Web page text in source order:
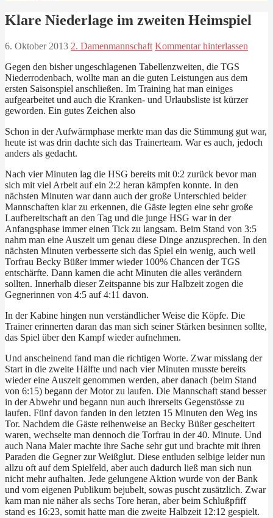
Klare Niederlage im zweiten Heimspiel
6. Oktober 2013 2. Damenmannschaft Kommentar hinterlassen
Gegen den bisher ungeschlagenen Tabellenzweiten, die TGS
Niederrodenbach, wollte man an die guten Leistungen aus dem
ersten Saisonspiel anschließen. Im Training hat man einiges
aufgearbeitet und auch die Kranken- und Urlaubsliste ist kürzer
geworden. Ein gutes Zeichen also
Schon in der Aufwärmphase merkte man das die Stimmung gut war,
heute ist was drin dachte sich das Trainerteam. War es auch, jedoch
anders als gedacht.
Nach vier Minuten lag die HSG bereits mit 0:2 zurück bevor man
sich mit viel Arbeit auf ein 2:2 heran kämpfen konnte. In den
nächsten Minuten war dann auch der große Unterschied beider
Mannschaften klar zu erkennen, die Gäste legten eine sehr große
Laufbereitschaft an den Tag und die junge HSG war in der
Anfangsphase immer einen Tick zu langsam. Beim Stand von 3:5
nahm man eine Auszeit um genau diese Dinge anzusprechen. In den
nächsten Minuten verbesserte sich das Spiel ein wenig, auch weil
Torfrau Becky Büßer immer wieder 100% Chancen der TGS
entschärfte. Dann kamen die acht Minuten die alles verändern
sollten. Innerhalb dieser Zeitspanne bis zur Halbzeit zogen die
Gegnerinnen von 4:5 auf 4:11 davon.
In der Kabine hingen nun verständlicher Weise die Köpfe. Die
Trainer erinnerten daran das man sich seiner Stärken besinnen sollte,
das Spiel über den Kampf wieder aufnehmen.
Und anscheinend fand man die richtigen Worte. Zwar misslang der
Start in die zweite Hälfte und nach vier Minuten musste bereits
wieder eine Auszeit genommen werden, aber danach (beim Stand
von 6:15) begann der Motor zu laufen. Die Mannschaft stand besser
in der Abwehr und begann nun auch ihrerseits Gegenstösse zu
laufen. Fünf davon fanden in den letzten 15 Minuten den Weg ins
Tor. Nachdem die Gäste reihenweise an Becky Büßer gescheitert
waren, wechselte man dennoch die Torfrau in der 40. Minute. Und
auch Nana Maier machte ihre Sache sehr gut und brachte mit ihren
Paraden die Gegner zur Weißglut. Diese entluden selbige leider nun
allzu oft auf dem Spielfeld, aber auch dadurch ließ man sich nun
nicht mehr aufhalten. Jede gelungene Aktion wurde von der Bank
und vom eigenen Publikum bejubelt, sowas puscht zusätzlich. Zwar
kam man nie näher als sechs Tore heran, aber beim Schlußpfiff
stand es 16:23, somit hatte man die zweite Halbzeit 12:12 gespielt.